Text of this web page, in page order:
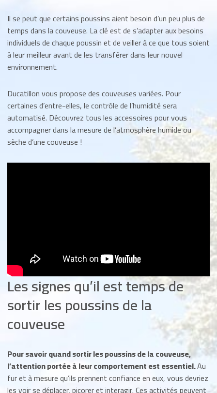
Il se peut que certains poussins aient besoin d’un peu plus de
temps dans la couveuse. La clé est de s’adapter aux besoins
individuels de chaque poussin et de veiller à ce que tous soient
à leur meilleur avant de les transférer dans leur nouvel
environnement.
Ducatillon vous propose des couveuses variées. Pour
certaines d’entre-elles, le contrôle de l’humidité sera
automatisé. Découvrez tous les accessoires pour vous
accompagner dans la mesure de l’atmosphère humide ou
sèche d’une couveuse !
Les signes qu’il est temps de
sortir les poussins de la
couveuse
Pour savoir quand sortir les poussins de la couveuse,
l’attention portée à leur comportement est essentiel.Au
fur et à mesure qu’ils prennent confiance en eux, vous devriez
les voir se déplacer, picorer et interagir. Ces activités peuvent